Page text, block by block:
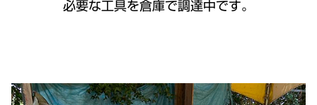
必要な工具を倉庫で調達中です。